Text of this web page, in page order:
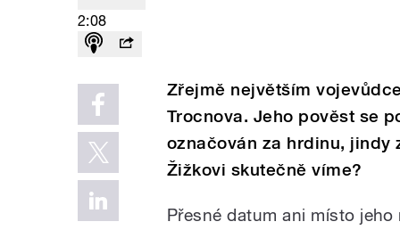
2:08
Zřejmě největším
Trocnova. Jeho pověst se
označován za hrdinu, jindy
Žižkovi skutečně víme?
Přesné datum ani místo